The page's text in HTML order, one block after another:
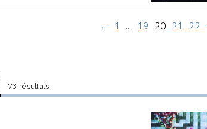
← 1 … 19 20 21 22
73 résultats